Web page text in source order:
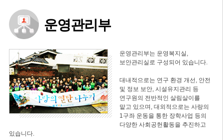
운영관리부
운영관리부는 운영복지실,
보안관리실로 구성되어 있습니다.
대내적으로는 연구 환경 개선, 안전
및 정보 보안, 시설유지관리 등
연구원의 전반적인 살림살이를
맡고 있으며, 대외적으로는 사랑의
1구좌 운동을 통한 장학사업 등의
다양한 사회공헌활동을 추진하고
있습니다.